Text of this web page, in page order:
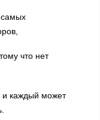
что нет
и каждый может